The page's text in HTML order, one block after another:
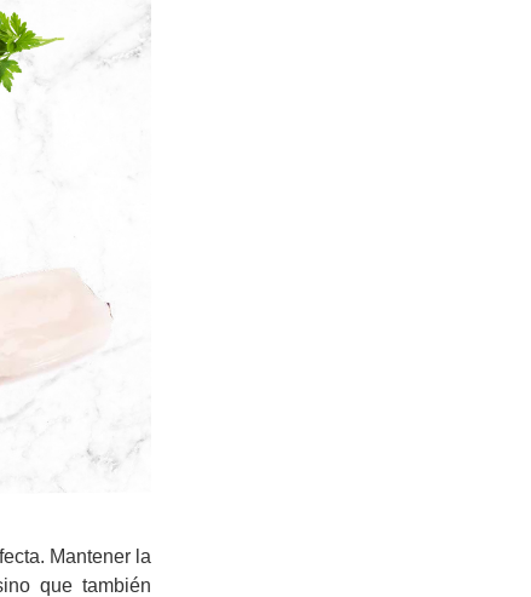
Mantener la
que también